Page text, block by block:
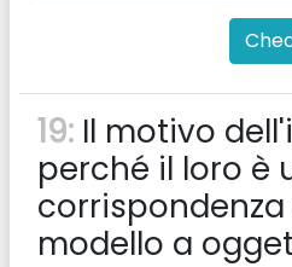
19: Il motivo
perché il loro è
modello a